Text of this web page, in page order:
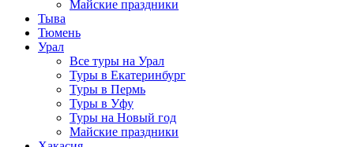
Майские праздники
Тыва
Тюмень
Урал
Все туры на Урал
Туры в Екатеринбург
Туры в Пермь
Туры в Уфу
Туры на Новый год
Майские праздники